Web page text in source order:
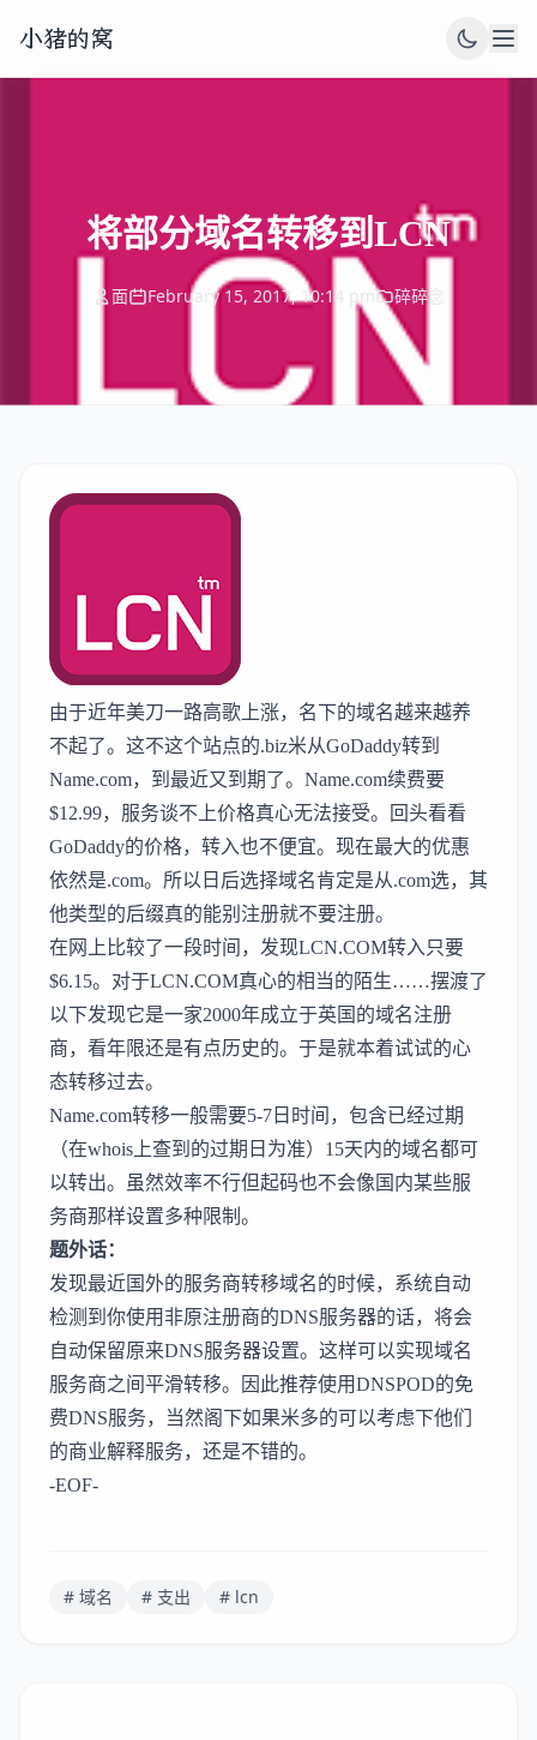
小猪的窝
将部分域名转移到LCN
面 February 15, 2017, 10:14 pm 碎碎念
由于近年美刀一路高歌上涨，名下的域名越来越养
不起了。这不这个站点的.biz米从GoDaddy转到
Name.com，到最近又到期了。Name.com续费要
$12.99，服务谈不上价格真心无法接受。回头看看
GoDaddy的价格，转入也不便宜。现在最大的优惠
依然是.com。所以日后选择域名肯定是从.com选，其
他类型的后缀真的能别注册就不要注册。
在网上比较了一段时间，发现LCN.COM转入只要
$6.15。对于LCN.COM真心的相当的陌生……摆渡了
以下发现它是一家2000年成立于英国的域名注册
商，看年限还是有点历史的。于是就本着试试的心
态转移过去。
Name.com转移一般需要5-7日时间，包含已经过期
（在whois上查到的过期日为准）15天内的域名都可
以转出。虽然效率不行但起码也不会像国内某些服
务商那样设置多种限制。
题外话：
发现最近国外的服务商转移域名的时候，系统自动
检测到你使用非原注册商的DNS服务器的话，将会
自动保留原来DNS服务器设置。这样可以实现域名
服务商之间平滑转移。因此推荐使用DNSPOD的免
费DNS服务，当然阁下如果米多的可以考虑下他们
的商业解释服务，还是不错的。
-EOF-
# 域名 # 支出 # lcn